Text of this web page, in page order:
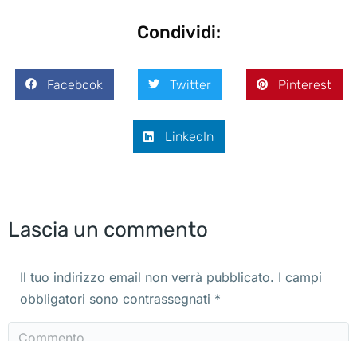
Condividi:
Facebook Twitter Pinterest
LinkedIn
Lascia un commento
Il tuo indirizzo email non verrà pubblicato. I campi
obbligatori sono contrassegnati *
Commento